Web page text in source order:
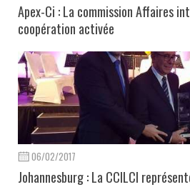
Apex-Ci : La commission Affaires
coopération activée
06/02/2017
Johannesburg : La CCILCI